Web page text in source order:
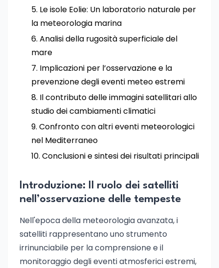
Le isole Eolie: Un laboratorio naturale per
la meteorologia marina
Analisi della rugosità superficiale del
mare
Implicazioni per l’osservazione e la
prevenzione degli eventi meteo estremi
Il contributo delle immagini satellitari allo
studio dei cambiamenti climatici
Confronto con altri eventi meteorologici
nel Mediterraneo
Conclusioni e sintesi dei risultati principali
Introduzione: Il ruolo dei satelliti
nell’osservazione delle tempeste
Nell'epoca della meteorologia avanzata, i
satelliti rappresentano uno strumento
irrinunciabile per la comprensione e il
monitoraggio degli eventi atmosferici estremi,